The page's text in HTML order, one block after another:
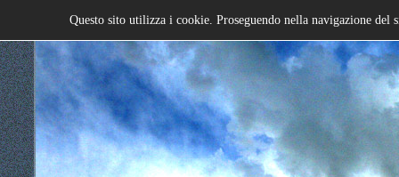
Questo sito utilizza i cookie. Proseguendo nella navigazione del